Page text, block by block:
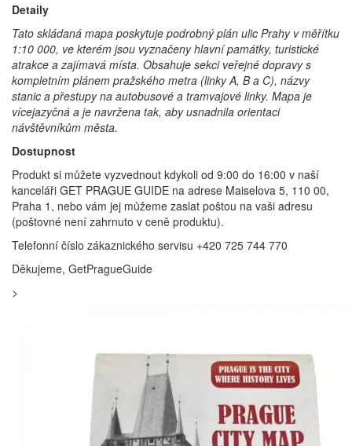
Detaily
Tato skládaná mapa poskytuje podrobný plán ulic Prahy v měřítku
1:10 000, ve kterém jsou vyznačeny hlavní památky, turistické
atrakce a zajímavá místa. Obsahuje sekci veřejné dopravy s
kompletním plánem pražského metra (linky A, B a C), názvy
stanic a přestupy na autobusové a tramvajové linky. Mapa je
vícejazyčná a je navržena tak, aby usnadnila orientaci
návštěvníkům města.
Dostupnost
Produkt si můžete vyzvednout kdykoli od 9:00 do 16:00 v naší
kanceláři GET PRAGUE GUIDE na adrese Maiselova 5, 110 00,
Praha 1, nebo vám jej můžeme zaslat poštou na vaši adresu
(poštovné není zahrnuto v ceně produktu).
Telefonní číslo zákaznického servisu +420 725 744 770
Děkujeme, GetPragueGuide
>